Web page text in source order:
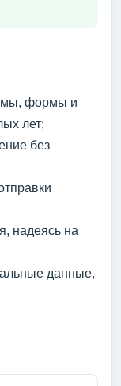
формы и
лет;
без
надеясь на
данные,